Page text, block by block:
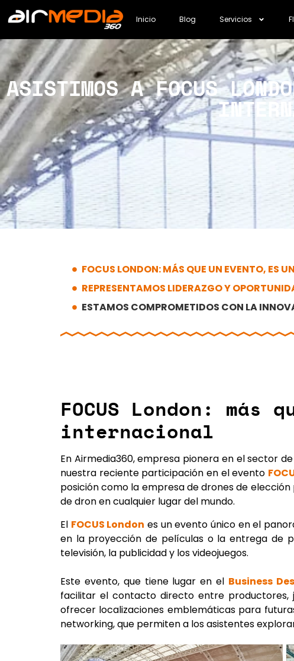
Inicio Blog Servicios
ASISTIMOS A FOCUS
FOCUS LONDON: MÁS QUE UN EVENTO, ES
REPRESENTAMOS LIDERAZGO Y
ESTAMOS COMPROMETIDOS CON LA
FOCUS London:
internacional
En Airmedia360, empresa pionera en el sector
nuestra reciente participación en el evento
posición como la empresa de drones de
de dron en cualquier lugar del mundo.
El FOCUS London es un evento único en el
en la proyección de películas o la entrega de
televisión, la publicidad y los videojuegos.
Este evento, que tiene lugar en el Business
facilitar el contacto directo entre productores,
ofrecer localizaciones emblemáticas para
networking, que permiten a los asistentes